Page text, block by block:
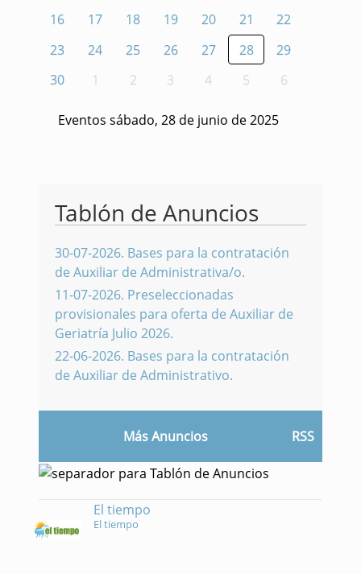
16
17 18 19 20 21
22
23
24 25 26 27 28
29
30
1 2 3 4 5 6
Eventos sábado, 28 de junio de 2025
Tablón de Anuncios
30-07-2026. Bases para la contratación
de Auxiliar de Administrativa/o.
11-07-2026. Preseleccionadas
provisionales para oferta de Auxiliar de
Geriatría Julio 2026.
22-06-2026. Bases para la contratación
de Auxiliar de Administrativo.
Más Anuncios RSS
El tiempo
El tiempo